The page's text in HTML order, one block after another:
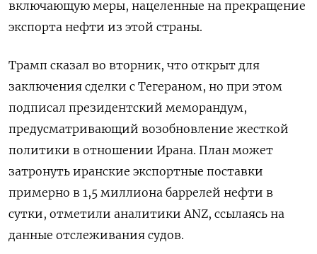
включающую меры, нацеленные на прекращение
экспорта нефти из этой страны.
Трамп сказал во вторник, что открыт для
заключения сделки с Тегераном, но при этом
подписал президентский меморандум,
предусматривающий возобновление жесткой
политики в отношении Ирана. План может
затронуть иранские экспортные поставки
примерно в 1,5 миллиона баррелей нефти в
сутки, отметили аналитики ANZ, ссылаясь на
данные отслеживания судов.